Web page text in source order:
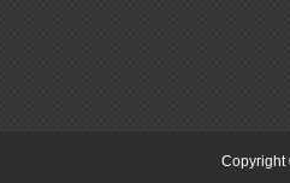
Copyright